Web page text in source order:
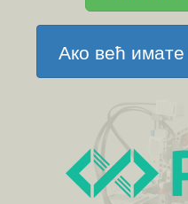
Ако већ имате